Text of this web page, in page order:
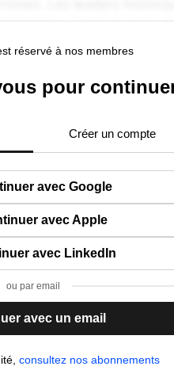
réservé à nos membres
pour
Créer un compte
avec Google
avec Apple
avec LinkedIn
ou par email
avec un email
consultez nos abonnements